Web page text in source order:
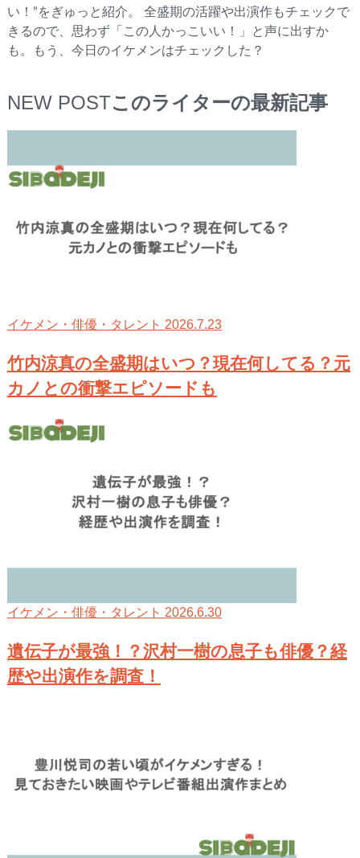
い！”をぎゅっと紹介。 全盛期の活躍や出演作もチェックで
きるので、思わず「この人かっこいい！」と声に出すか
も。もう、今日のイケメンはチェックした？
NEW POSTこのライターの最新記事
イケメン・俳優・タレント 2026.7.23
竹内涼真の全盛期はいつ？現在何してる？元
カノとの衝撃エピソードも
イケメン・俳優・タレント 2026.6.30
遺伝子が最強！？沢村一樹の息子も俳優？経
歴や出演作を調査！